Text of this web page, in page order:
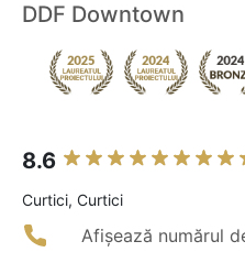
DDF Downtown
8.6
Curtici, Curtici
Afișează numărul